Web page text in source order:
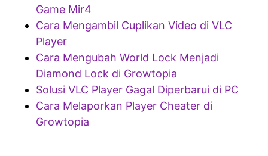
Game Mir4
Cara Mengambil Cuplikan Video di VLC
Player
Cara Mengubah World Lock Menjadi
Diamond Lock di Growtopia
Solusi VLC Player Gagal Diperbarui di PC
Cara Melaporkan Player Cheater di
Growtopia